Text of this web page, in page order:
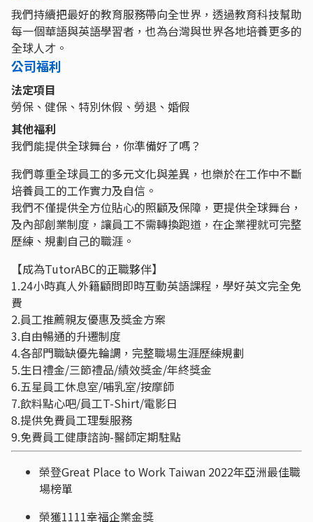
我們持續把最好的教育服務帶向全世界，透過教育科技幫助
每一個華語與英語學習者，也為台灣與世界各地培養更多的
全球人才。
公司福利
法定項目
勞保、健保、特別休假、勞退、婚假
其他福利
我們能提供全球舞台，你準備好了嗎？
我們尊重全球員工的多元文化與差異，也樂於在工作中不斷
培養員工的工作實力及自信。
我們不僅提供全方位貼心的照顧及保障，更提供全球舞台，
及內部創業制度，讓員工不需轉換跑道，在企業裡就可完整
歷練、規劃自己的職涯。
【成為TutorABC的正職夥伴】
1.24小時真人外籍顧問即時互動英語課程，學好英文完全免
費
2.員工推薦親友優惠及獎金方案
3.自由暢通的升遷制度
4.各部門職缺優先輪調，完整職場生涯歷練規劃
5.生日禮金/三節禮品/績效獎金/年終獎金
6.五星員工休息室/哺乳室/按摩師
7.飲料點心吧/員工T-Shirt/電影日
8.提供免費員工理髮服務
9.免費員工健康諮詢-醫師定期駐點
榮登Great Place to Work Taiwan 2022年亞洲最佳職
場榜單
榮獲1111幸福企業金獎